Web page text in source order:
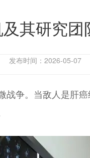
其研究团
发布时间：2026-05-
战争。当敌人是肝